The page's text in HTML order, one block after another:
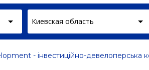
Киевская область
- інвестиційно-девелоперська